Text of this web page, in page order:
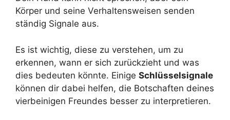
Körper und seine Verhaltensweisen senden
ständig Signale aus.
Es ist wichtig, diese zu verstehen, um zu
erkennen, wann er sich zurückzieht und was
dies bedeuten könnte. Einige Schlüsselsignale
können dir dabei helfen, die Botschaften deines
vierbeinigen Freundes besser zu interpretieren.